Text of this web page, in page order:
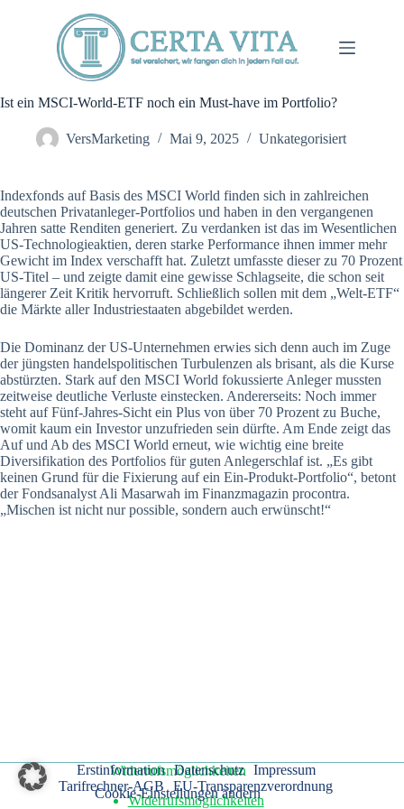
Ist ein MSCI-World-ETF noch ein Must-have im Portfolio?
VersMarketing Mai 9, 2025 Unkategorisiert
Indexfonds auf Basis des MSCI World finden sich in zahlreichen
deutschen Privatanleger-Portfolios und haben in den vergangenen
Jahren satte Renditen generiert. Zu verdanken ist das im Wesentlichen
US-Technologieaktien, deren starke Performance ihnen immer mehr
Gewicht im Index verschafft hat. Zuletzt umfasste dieser zu 70 Prozent
US-Titel – und zeigte damit eine gewisse Schlagseite, die schon seit
längerer Zeit Kritik hervorruft. Schließlich sollen mit dem „Welt-ETF“
die Märkte aller Industriestaaten abgebildet werden.
Die Dominanz der US-Unternehmen erwies sich denn auch im Zuge
der jüngsten handelspolitischen Turbulenzen als brisant, als die Kurse
abstürzten. Stark auf den MSCI World fokussierte Anleger mussten
zeitweise deutliche Verluste einstecken. Andererseits: Noch immer
steht auf Fünf-Jahres-Sicht ein Plus von über 70 Prozent zu Buche,
womit kaum ein Investor unzufrieden sein dürfte. Am Ende zeigt das
Auf und Ab des MSCI World erneut, wie wichtig eine breite
Diversifikation des Portfolios für guten Anlegerschlaf ist. „Es gibt
keinen Grund für die Fixierung auf ein Ein-Produkt-Portfolio“, betont
der Fondsanalyst Ali Masarwah im Finanzmagazin procontra.
„Mischen ist nicht nur possible, sondern auch erwünscht!“
Erstinformation Datenschutz
Impressum
Tarifrechner-AGB
EU-Transparenzverordnung
Widerrufsmöglichkeiten
Widerrufsmöglichkeiten
Cookie-Einstellungen ändern